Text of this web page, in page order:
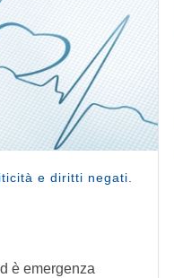
e diritti negati.
è emergenza